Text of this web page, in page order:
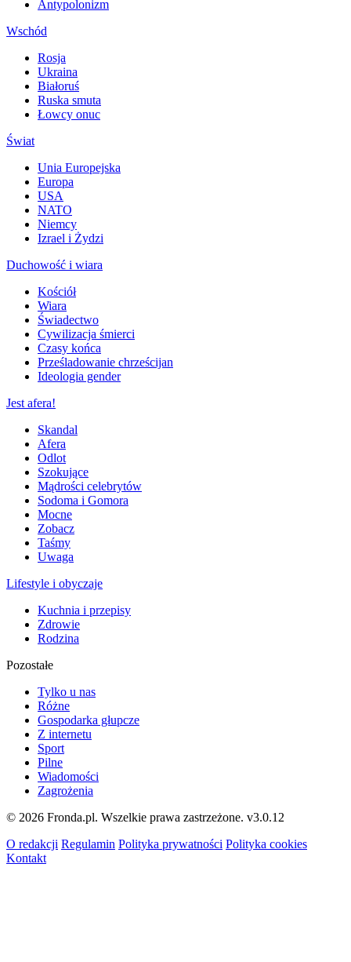
Antypolonizm
Wschód
Rosja
Ukraina
Białoruś
Ruska smuta
Łowcy onuc
Świat
Unia Europejska
Europa
USA
NATO
Niemcy
Izrael i Żydzi
Duchowość i wiara
Kościół
Wiara
Świadectwo
Cywilizacja śmierci
Czasy końca
Prześladowanie chrześcijan
Ideologia gender
Jest afera!
Skandal
Afera
Odlot
Szokujące
Mądrości celebrytów
Sodoma i Gomora
Mocne
Zobacz
Taśmy
Uwaga
Lifestyle i obyczaje
Kuchnia i przepisy
Zdrowie
Rodzina
Pozostałe
Tylko u nas
Różne
Gospodarka głupcze
Z internetu
Sport
Pilne
Wiadomości
Zagrożenia
© 2026 Fronda.pl. Wszelkie prawa zastrzeżone. v3.0.12
O redakcji Regulamin Polityka prywatności Polityka cookies
Kontakt